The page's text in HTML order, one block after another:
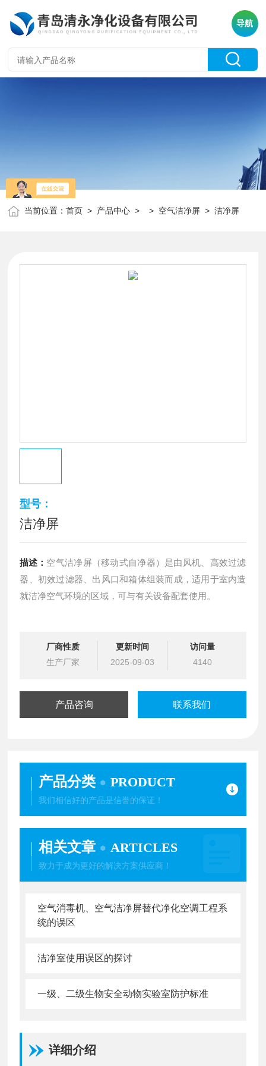
导航
当前位置：首页 > 产品中心 > > 空气洁净屏 > 洁净屏
型号：
洁净屏
描述： 空气洁净屏（移动式自净器）是由风机、高效过滤
器、初效过滤器、出风口和箱体组装而成，适用于室内造
就洁净空气环境的区域，可与有关设备配套使用。
厂商性质
生产厂家
更新时间
2025-09-03
访问量
4140
产品咨询 联系我们
产品分类 PRODUCT
我们相信好的产品是信誉的保证！
相关文章 ARTICLES
致力于成为更好的解决方案供应商！
空气消毒机、空气洁净屏替代净化空调工程系
统的误区
洁净室使用误区的探讨
一级、二级生物安全动物实验室防护标准
详细介绍